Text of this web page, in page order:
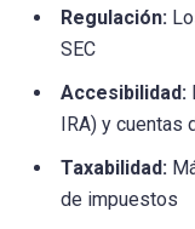
Regulación:
SEC
Accesibilidad:
IRA) y cuentas
Taxabilidad:
de impuestos